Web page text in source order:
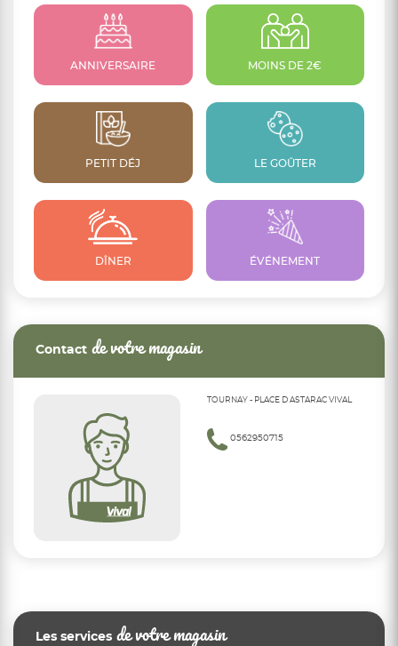
ANNIVERSAIRE MOINS DE 2€
PETIT DÉJ LE GOÛTER
DÎNER ÉVÉNEMENT
Contact de votre magasin
TOURNAY - PLACE D ASTARAC VIVAL
0562950715
Les services de votre magasin